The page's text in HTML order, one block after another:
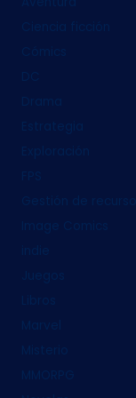
Ciencia ficción
Drama
Estrategia
Exploración
Gestión de recursos
Image Comics
indie
Juegos
Marvel